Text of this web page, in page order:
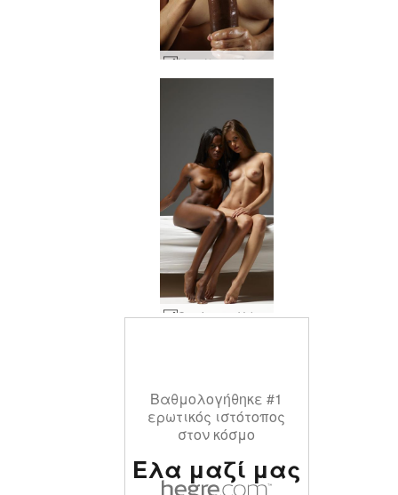
Μεγάλη μαύρη τέχνη κόκορα Amaya και Goro #32
Caprice και Valerie 69 #24
Βαθμολογήθηκε #1
ερωτικός ιστότοπος
στον κόσμο
Ελα μαζί μας